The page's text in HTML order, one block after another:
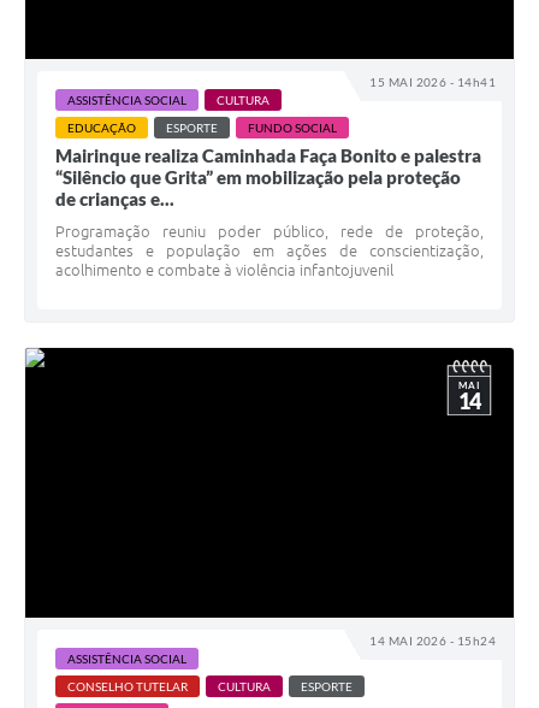
15 MAI 2026 - 14h41
ASSISTÊNCIA SOCIAL
CULTURA
EDUCAÇÃO
ESPORTE FUNDO SOCIAL
Mairinque realiza Caminhada Faça Bonito e palestra
“Silêncio que Grita” em mobilização pela proteção
de crianças e...
Programação reuniu poder público, rede de proteção,
estudantes e população em ações de conscientização,
acolhimento e combate à violência infantojuvenil
14 MAI 2026 - 15h24
MAI
14
ASSISTÊNCIA SOCIAL
CONSELHO TUTELAR
CULTURA
ESPORTE